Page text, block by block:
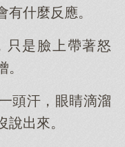
什麼反應。
只是臉上帶著怒
頭汗，眼睛滴溜
出來。